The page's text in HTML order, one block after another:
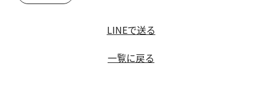
LINEで送る
一覧に戻る